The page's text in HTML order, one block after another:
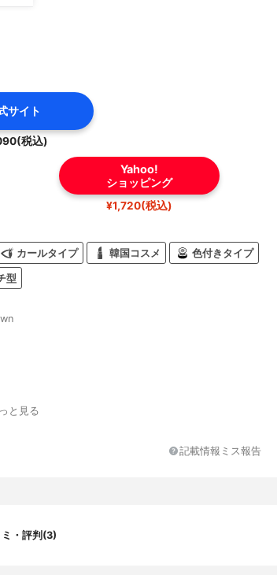
サイト
税込)
Yahoo!
ショッピング
¥1,720(税込)
カールタイプ 韓国コスメ 色付きタイプ
型
と見る
記載情報ミス報告
ミ・評判(3)